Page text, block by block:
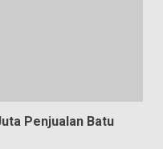
Penjualan Batu